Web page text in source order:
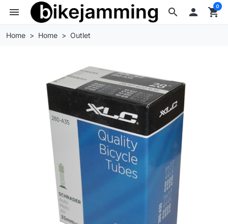
search
menu  shopping_cart
0
Home Home Outlet